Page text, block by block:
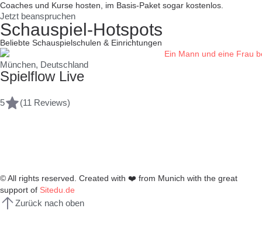
Coaches und Kurse hosten, im Basis-Paket sogar kostenlos.
Jetzt beanspruchen
Schauspiel-Hotspots
Beliebte Schauspielschulen & Einrichtungen
München, Deutschland
Spielflow Live
5 (11 Reviews)
© All rights reserved. Created with ❤️ from Munich with the great
support of Sitedu.de
Zurück nach oben